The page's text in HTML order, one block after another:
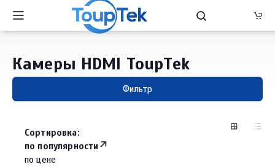
Камеры HDMI ToupTek
Фильтр
Сортировка:
по популярности
по цене